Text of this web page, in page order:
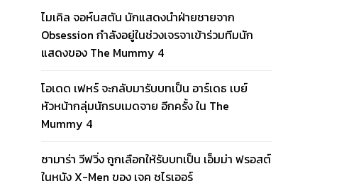
ไมเคิล จอห์นสตัน นักแสดงนำฝ่ายชายจาก
Obsession กำลังอยู่ในช่วงเจรจาเข้าร่วมทีมนัก
แสดงของ The Mummy 4
โอเดด เฟหร์ จะกลับมารับบทเป็น อาร์เดธ เบย์
หัวหน้ากลุ่มนักรบเมดจาย อีกครั้ง ใน The
Mummy 4
ซามาร่า วีฟวิ่ง ถูกเลือกให้รับบทเป็น เอ็มม่า ฟรอสต์
ในหนัง X-Men ของ เจค ชไรเออร์